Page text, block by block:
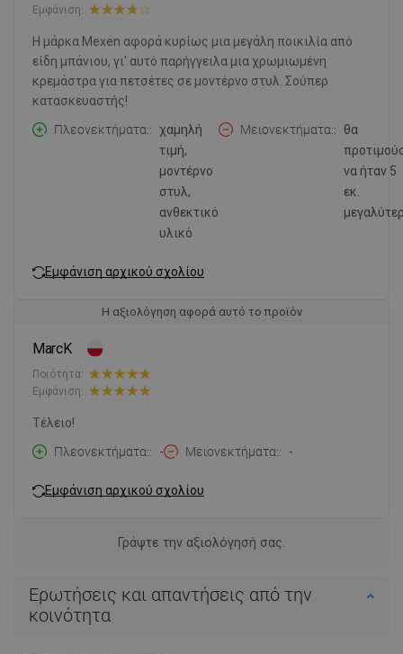
Εμφάνιση:
Η μάρκα Mexen αφορά κυρίως μια μεγάλη ποικιλία από
είδη μπάνιου, γι' αυτό παρήγγειλα μια χρωμιωμένη
κρεμάστρα για πετσέτες σε μοντέρνο στυλ. Σούπερ
κατασκευαστής!
Πλεονεκτήματα:
χαμηλή
τιμή,
μοντέρνο
στυλ,
ανθεκτικό
υλικό
Μειονεκτήματα:
θα
να ήταν 5
εκ.
Εμφάνιση αρχικού σχολίου
Η αξιολόγηση αφορά αυτό το προϊόν
MarcK
Ποιότητα:
Εμφάνιση:
Τέλειο!
Πλεονεκτήματα:
- Μειονεκτήματα: -
Εμφάνιση αρχικού σχολίου
Γράψτε την αξιολόγησή σας.
Ερωτήσεις και απαντήσεις από την
κοινότητα